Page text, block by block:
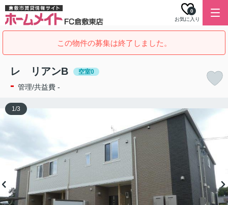
お気に入り
0
この物件の募集は終了しました。
レ リアンB 空室0
- 管理/共益費 -
1/3